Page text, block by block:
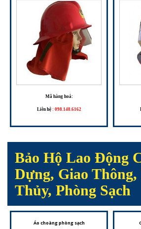
Mã hàng hoá:
Liên hệ : 098.148.6162
Bảo Hộ Lao Động
Dựng, Giao Thông,
Thủy, Phòng Sạch
Áo choàng phòng sạch